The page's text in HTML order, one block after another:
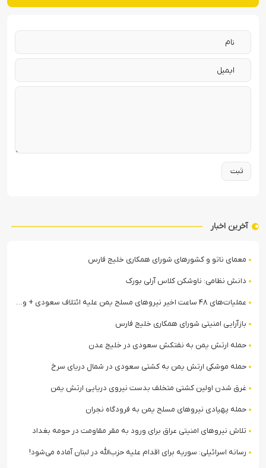
آخرین اخبار
معمای ناتو و کشورهای شورای همکاری خلیج فارس
دانش نظامی: ناوشکن کلاس آرلی بورک
عملیات‌های ۴۸ ساعت اخیر نیروهای مسلح یمن علیه ائتلاف سعودی + ویدیو
بازآرایی امنیتی شورای همکاری خلیج فارس
حمله ارتش یمن به نفتکش سعودی در خلیج عدن
حمله موشکی ارتش یمن به کشتی سعودی در شمال دریای سرخ
غرق شدن اولین کشتی متخلف بدست نیروی دریایی ارتش یمن
حمله پهپادی نیروهای مسلح یمن به فرودگاه نجران
تلاش نیروهای امنیتی عراق برای ورود به مقر مقاومت در حومه بغداد
رسانه اسرائیلی: سوریه برای اقدام علیه حزب‌الله در لبنان آماده می‌شود!